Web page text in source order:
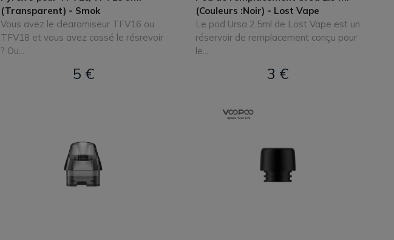
(Transparent) - Smok
Vous avez le clearomiseur TFV16 ou
TFV18 et vous avez cassé le résrevoir
? Ou...
5 €
(Couleurs :Noir) - Lost Vape
Le pod Ursa 2.5ml de Lost Vape est un
réservoir de remplacement conçu pour
le...
3 €